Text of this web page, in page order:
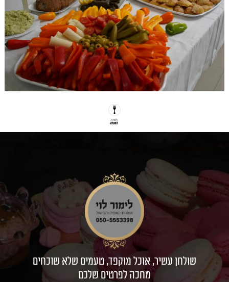
שולחן עשיר, אוכל מוקפד, טעמים שלא שוכחים
מחכה לפרטים שלכם